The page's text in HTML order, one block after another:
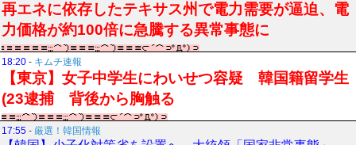
再エネに依存したテキサス州で電力需要が逼迫、電
力価格が約100倍に急騰する異常事態に
18:20 - キムチ速報
【東京】女子中学生にわいせつ容疑 韓国籍留学生
(23逮捕 背後から胸触る
17:55 - 厳選！韓国情報